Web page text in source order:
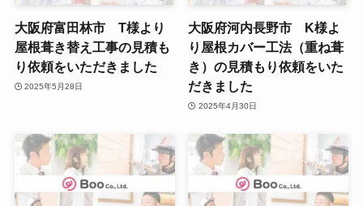
大阪府富田林市 T様より
屋根葺き替え工事の見積も
り依頼をいただきました
2025年5月28日
大阪府河内長野市 K様よ
り屋根カバー工法（重ね葺
き）の見積もり依頼をいた
だきました
2025年4月30日